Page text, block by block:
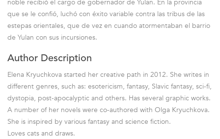
noble recibió el cargo de gobernador de Yulan. En la provincia
que se le confió, luchó con éxito variable contra las tribus de las
estepas orientales, que de vez en cuando atormentaban el barrio
de Yulan con sus incursiones.
Author Description
Elena Kryuchkova started her creative path in 2012. She writes in
different genres, such as: esotericism, fantasy, Slavic fantasy, sci-fi,
dystopia, post-apocalyptic and others. Has several graphic works.
A number of her novels were co-authored with Olga Kryuchkova.
She is inspired by various fantasy and science fiction.
Loves cats and draws.